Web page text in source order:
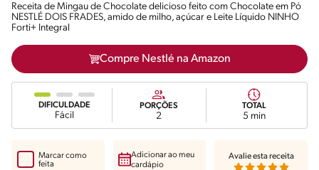
Receita de Mingau de Chocolate delicioso feito com Chocolate em Pó
NESTLÉ DOIS FRADES, amido de milho, açúcar e Leite Líquido NINHO
Forti+ Integral
Compre Nestlé na Amazon
DIFICULDADE
Fácil
PORÇÕES
2
TOTAL
5 min
Marcar como
feita
Adicionar ao meu
cardápio
Avalie esta receita